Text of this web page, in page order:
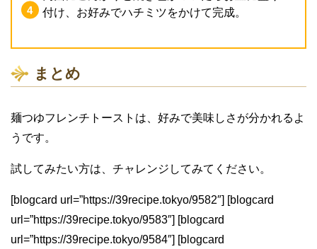
付け、お好みでハチミツをかけて完成。
まとめ
麺つゆフレンチトーストは、好みで美味しさが分かれるよ
うです。
試してみたい方は、チャレンジしてみてください。
[blogcard url=”https://39recipe.tokyo/9582″] [blogcard
url=”https://39recipe.tokyo/9583″] [blogcard
url=”https://39recipe.tokyo/9584″] [blogcard